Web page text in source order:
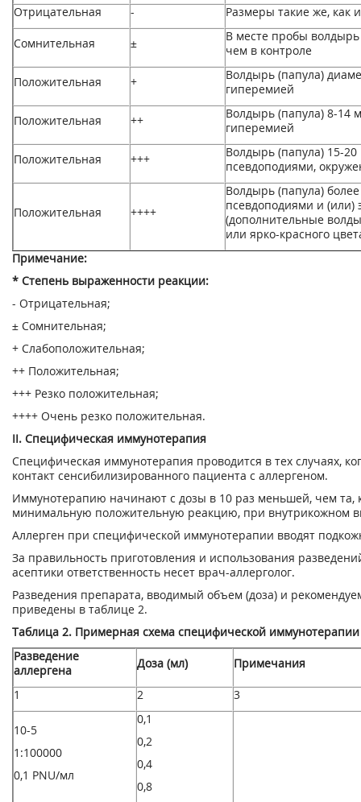
Отрицательная - Размеры такие же, как
Сомнительная ±
В месте пробы
чем в контроле
Положительная +
Волдырь (папула)
гиперемией
Положительная ++
Волдырь (папула) 8-14
гиперемией
Положительная +++
Волдырь (папула) 15-
псевдоподиями,
Положительная ++++
Волдырь (папула)
псевдоподиями и (или)
(дополнительные
или ярко-красного
Примечание:
* Степень выраженности реакции:
- Отрицательная;
± Сомнительная;
+ Слабоположительная;
++ Положительная;
+++ Резко положительная;
++++ Очень резко положительная.
II. Специфическая иммунотерапия
Специфическая иммунотерапия проводится в тех случаях,
контакт сенсибилизированного пациента с аллергеном.
Иммунотерапию начинают с дозы в 10 раз меньшей, чем та,
минимальную положительную реакцию, при внутрикожном
Аллерген при специфической иммунотерапии вводят
За правильность приготовления и использования
асептики ответственность несет врач-аллерголог.
Разведения препарата, вводимый объем (доза) и
приведены в таблице 2.
Таблица 2. Примерная схема специфической
Разведение
аллергена
Доза (мл) Примечания
1 2 3
10-5
1:100000
0,1 PNU/мл
0,1
0,2
0,4
0,8